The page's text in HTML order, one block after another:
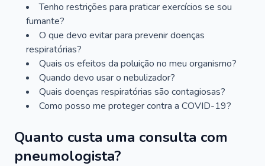
Tenho restrições para praticar exercícios se sou
fumante?
O que devo evitar para prevenir doenças
respiratórias?
Quais os efeitos da poluição no meu organismo?
Quando devo usar o nebulizador?
Quais doenças respiratórias são contagiosas?
Como posso me proteger contra a COVID-19?
Quanto custa uma consulta com
pneumologista?